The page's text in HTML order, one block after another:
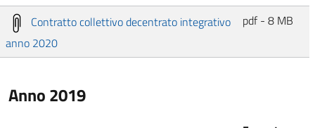
Contratto collettivo decentrato integrativo
anno 2020
pdf - 8 MB
Anno 2019